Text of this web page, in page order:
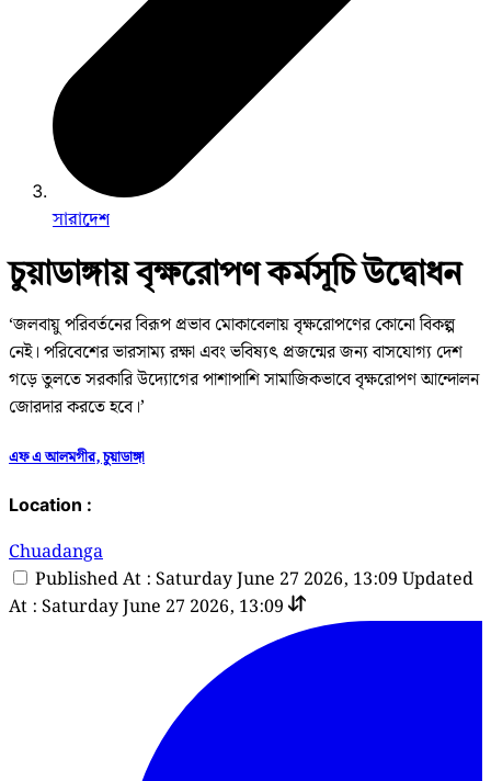
সারাদেশ
চুয়াডাঙ্গায় বৃক্ষরোপণ কর্মসূচি উদ্বোধন
‘জলবায়ু পরিবর্তনের বিরূপ প্রভাব মোকাবেলায় বৃক্ষরোপণের কোনো বিকল্প
নেই। পরিবেশের ভারসাম্য রক্ষা এবং ভবিষ্যৎ প্রজন্মের জন্য বাসযোগ্য দেশ
গড়ে তুলতে সরকারি উদ্যোগের পাশাপাশি সামাজিকভাবে বৃক্ষরোপণ আন্দোলন
জোরদার করতে হবে।’
এফ এ আলমগীর, চুয়াডাঙ্গা
Location :
Chuadanga
Published At : Saturday June 27 2026, 13:09 Updated
At : Saturday June 27 2026, 13:09